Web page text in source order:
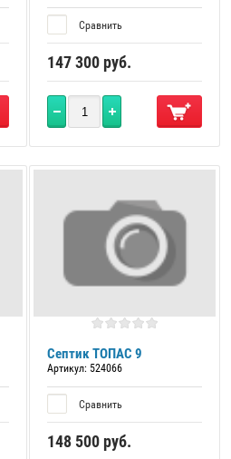
Сравнить
147 300 руб.
Септик ТОПАС 9
Артикул: 524066
Сравнить
148 500 руб.